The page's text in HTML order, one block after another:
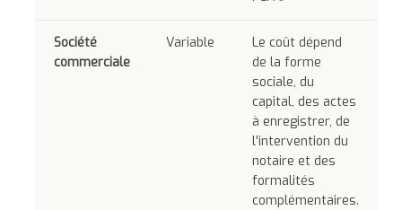
Société
commerciale
Variable
Le coût dépend
de la forme
sociale, du
capital, des actes
à enregistrer, de
l'intervention du
notaire et des
formalités
complémentaires.